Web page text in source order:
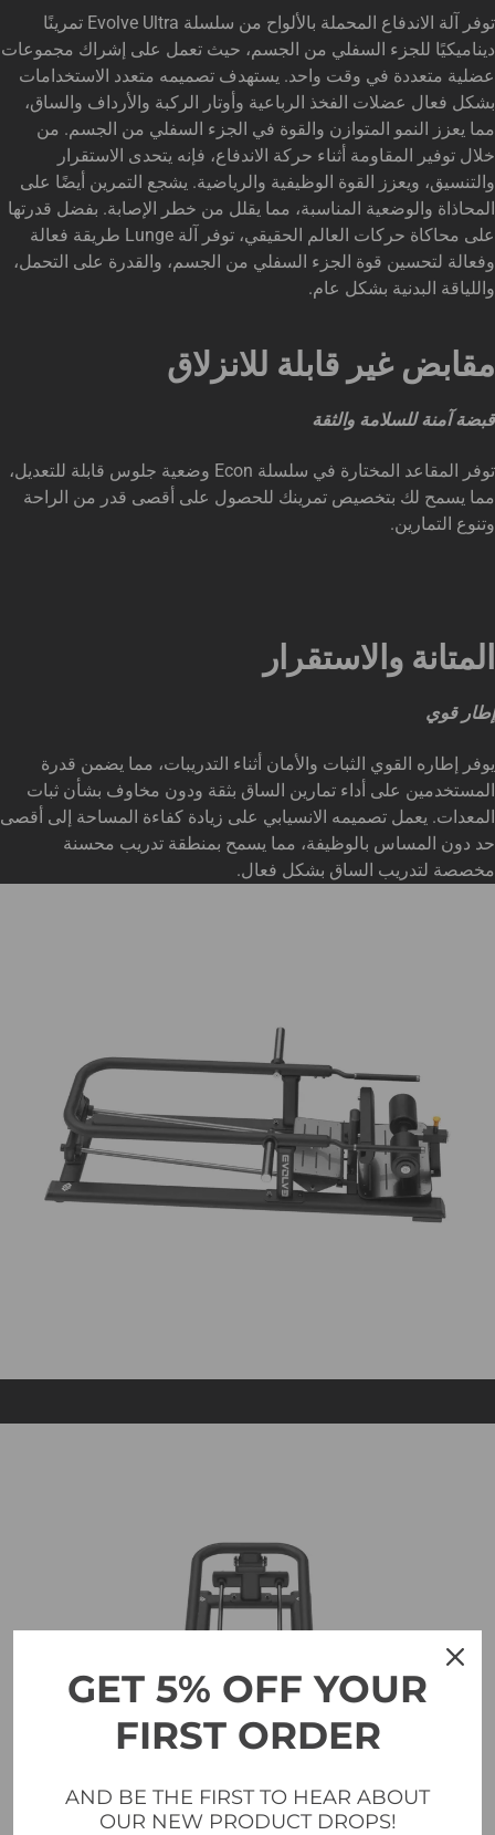
توفر آلة الاندفاع المحملة بالألواح من سلسلة Evolve Ultra تمرينًا
ديناميكيًا للجزء السفلي من الجسم، حيث تعمل على إشراك مجموعات
عضلية متعددة في وقت واحد. يستهدف تصميمه متعدد الاستخدامات
بشكل فعال عضلات الفخذ الرباعية وأوتار الركبة والأرداف والساق،
مما يعزز النمو المتوازن والقوة في الجزء السفلي من الجسم. من
خلال توفير المقاومة أثناء حركة الاندفاع، فإنه يتحدى الاستقرار
والتنسيق، ويعزز القوة الوظيفية والرياضية. يشجع التمرين أيضًا على
المحاذاة والوضعية المناسبة، مما يقلل من خطر الإصابة. بفضل قدرتها
على محاكاة حركات العالم الحقيقي، توفر آلة Lunge طريقة فعالة
وفعالة لتحسين قوة الجزء السفلي من الجسم، والقدرة على التحمل،
واللياقة البدنية بشكل عام.
مقابض غير قابلة للانزلاق
قبضة آمنة للسلامة والثقة
توفر المقاعد المختارة في سلسلة Econ وضعية جلوس قابلة للتعديل،
مما يسمح لك بتخصيص تمرينك للحصول على أقصى قدر من الراحة
وتنوع التمارين.
المتانة والاستقرار
إطار قوي
يوفر إطاره القوي الثبات والأمان أثناء التدريبات، مما يضمن قدرة
المستخدمين على أداء تمارين الساق بثقة ودون مخاوف بشأن ثبات
المعدات. يعمل تصميمه الانسيابي على زيادة كفاءة المساحة إلى أقصى
حد دون المساس بالوظيفة، مما يسمح بمنطقة تدريب محسنة
مخصصة لتدريب الساق بشكل فعال.
GET 5% OFF YOUR
FIRST ORDER
AND BE THE FIRST TO HEAR ABOUT
OUR NEW PRODUCT DROPS!